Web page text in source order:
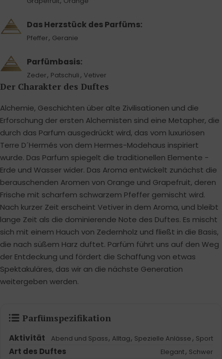
Das Herzstück des Parfüms:
Pfeffer, Geranie
Parfümbasis:
Zeder, Patschuli , Vetiver
Der Charakter des Duftes
Alchemie, Geschichten über alte Zivilisationen und die
Erforschung der ersten Alchemisten sind eine Metapher, die
durch das Parfum ausgedrückt wird, das vom luxuriösen
Terre D´Hermés von dem Hermes-Modehaus inspiriert
wurde. Das Parfum spiegelt die traditionellen Elemente -
Erde und Wasser wider. Das Aroma entwickelt zunächst die
berauschenden Aromen von Orange und Grapefruit, deren
Frische mit scharfem schwarzem Pfeffer gemischt wird.
Nach kurzer Zeit erscheint Vetiver in dem Aroma, und bleibt
lange Zeit als die dominierende Note des Duftes. Es mischt
sich mit einem Hauch von Zedernholz und fließt in die Basis,
die nach süßem Harz duftet. Parfüm führt uns auf den Weg
der Entdeckung und fördert die Schaffung von etwas
Spektakuläres, das wir an die nächste Generation
weitergeben werden.
Parfümspezifikation
Aktivität Abend und Spass, Alltag, Spezielle Anlässe , Sport
Art des Duftes Elegant, Schwer